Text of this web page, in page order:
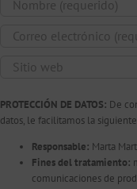
PROTECCIÓN DE DATOS: De
datos, le facilitamos la
Responsable: Marta
Fines del tratamiento:
comunicaciones de